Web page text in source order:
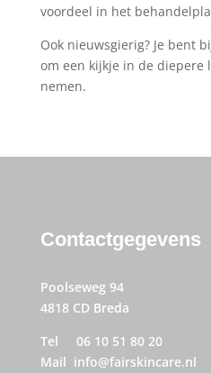
voordeel in het
Ook nieuwsgierig? Je bent
om een kijkje in de diepere
nemen.
Contactgegevens
Poolseweg 94
4818 CD Breda
Tel 06 10 51 80 20
Mail info@fairskincare.nl